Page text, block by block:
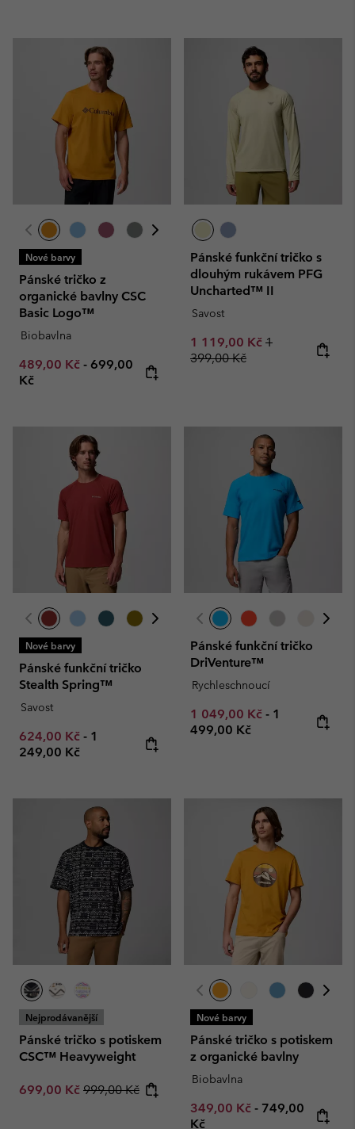
Nové barvy
Pánské tričko z
organické bavlny CSC
Basic Logo™
Biobavlna
Minimum sale price:
489,00 Kč - Maximum price:
699,00
Kč
Pánské funkční tričko s
dlouhým rukávem PFG
Uncharted™ II
Savost
Sale price:
1 119,00 Kč Regular price:
1
399,00 Kč
Nové barvy
Pánské funkční tričko
Stealth Spring™
Savost
Minimum sale price:
624,00 Kč - Maximum price:
1
249,00 Kč
Pánské funkční tričko
DriVenture™
Rychleschnoucí
Minimum sale price:
1 049,00 Kč - Maximum
1
499,00 Kč
Nejprodávanější
Pánské tričko s potiskem
CSC™ Heavyweight
Sale price:
699,00 Kč Regular price:
999,00 Kč
Nové barvy
Pánské tričko s potiskem
z organické bavlny
Biobavlna
Minimum sale price:
349,00 Kč - Maximum
749,00
Kč